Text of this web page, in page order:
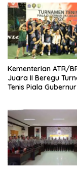
Kementerian ATR/
Juara II Beregu
Tenis Piala